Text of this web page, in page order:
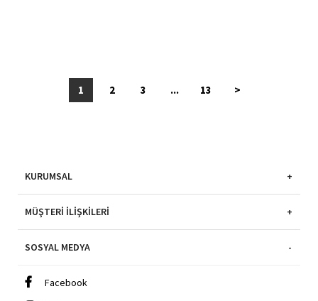
1 2 3 ... 13 >
KURUMSAL
MÜŞTERI İLIŞKILERI
SOSYAL MEDYA
Facebook